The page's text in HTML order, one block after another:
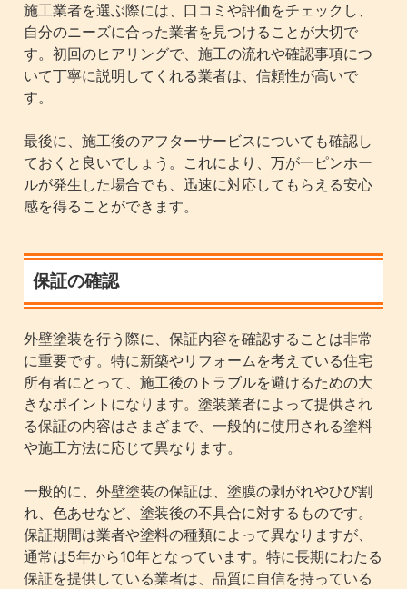
施工業者を選ぶ際には、口コミや評価をチェックし、
自分のニーズに合った業者を見つけることが大切で
す。初回のヒアリングで、施工の流れや確認事項につ
いて丁寧に説明してくれる業者は、信頼性が高いで
す。
最後に、施工後のアフターサービスについても確認し
ておくと良いでしょう。これにより、万が一ピンホー
ルが発生した場合でも、迅速に対応してもらえる安心
感を得ることができます。
保証の確認
外壁塗装を行う際に、保証内容を確認することは非常
に重要です。特に新築やリフォームを考えている住宅
所有者にとって、施工後のトラブルを避けるための大
きなポイントになります。塗装業者によって提供され
る保証の内容はさまざまで、一般的に使用される塗料
や施工方法に応じて異なります。
一般的に、外壁塗装の保証は、塗膜の剥がれやひび割
れ、色あせなど、塗装後の不具合に対するものです。
保証期間は業者や塗料の種類によって異なりますが、
通常は5年から10年となっています。特に長期にわたる
保証を提供している業者は、品質に自信を持っている